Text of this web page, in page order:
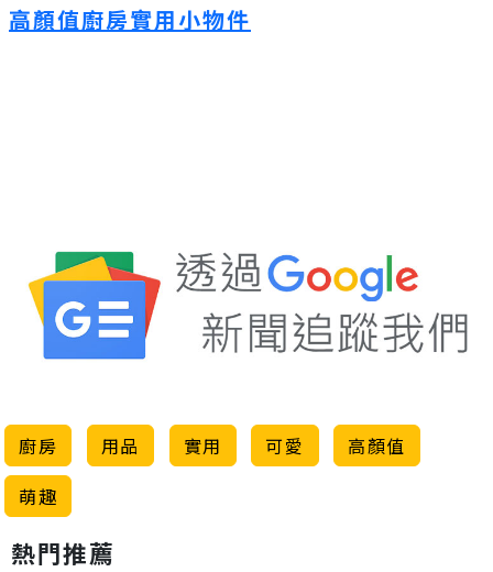
高顏值廚房實用小物件
廚房 用品 實用 可愛
高顏值
萌趣
熱門推薦